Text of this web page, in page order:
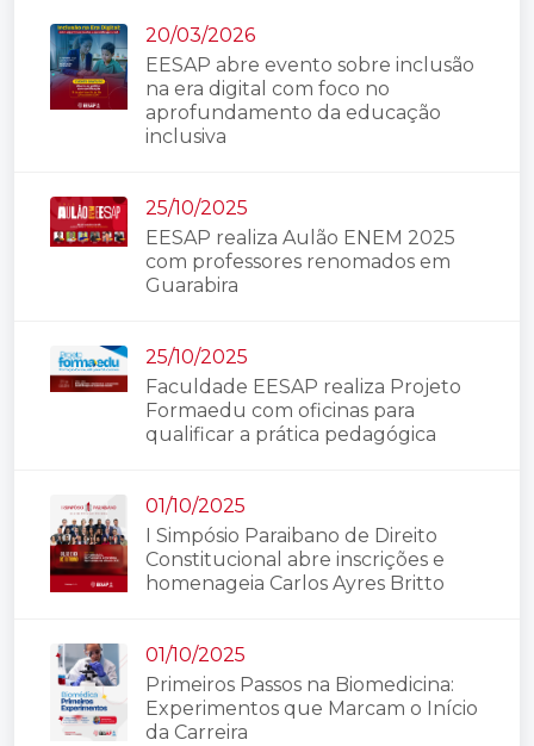
20/03/2026
EESAP abre evento sobre inclusão
na era digital com foco no
aprofundamento da educação
inclusiva
25/10/2025
EESAP realiza Aulão ENEM 2025
com professores renomados em
Guarabira
25/10/2025
Faculdade EESAP realiza Projeto
Formaedu com oficinas para
qualificar a prática pedagógica
01/10/2025
I Simpósio Paraibano de Direito
Constitucional abre inscrições e
homenageia Carlos Ayres Britto
01/10/2025
Primeiros Passos na Biomedicina:
Experimentos que Marcam o Início
da Carreira